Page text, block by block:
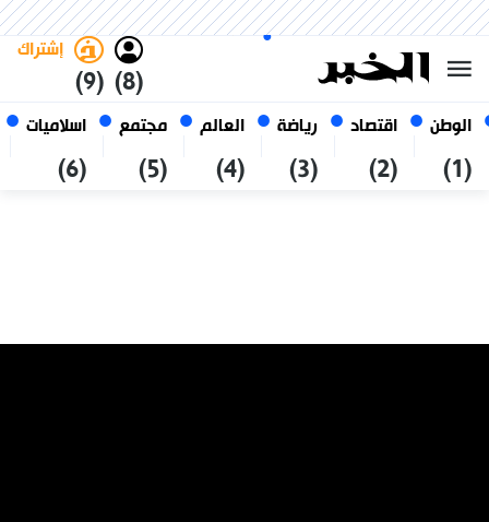
الوطن
(1)
اقتصاد
(2)
رياضة
(3)
العالم
(4)
مجتمع
(5)
اسلاميات
(6)
(8)
إشتراك
(9)
07 أغسطس 2026
الجزائر